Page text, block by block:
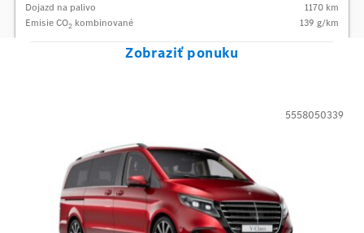
Dojazd na palivo
1170 km
Emisie CO2 kombinované 139 g/km
Zobraziť ponuku
5558050339